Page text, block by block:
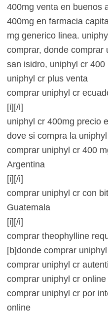
400mg venta en buenos
400mg en farmacia
mg generico linea.
comprar, donde comprar
san isidro, uniphyl cr
uniphyl cr plus venta
comprar uniphyl cr
[i][/i]
uniphyl cr 400mg precio
dove si compra la
comprar uniphyl cr 400
Argentina
[i][/i]
comprar uniphyl cr con
Guatemala
[i][/i]
comprar theophylline
[b]donde comprar
comprar uniphyl cr
comprar uniphyl cr
comprar uniphyl cr por
online